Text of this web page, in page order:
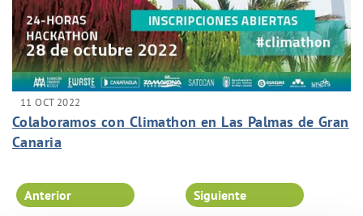
11 OCT 2022
Colaboramos con Climathon en Las Palmas de Gran
Canaria
Anterior Siguiente